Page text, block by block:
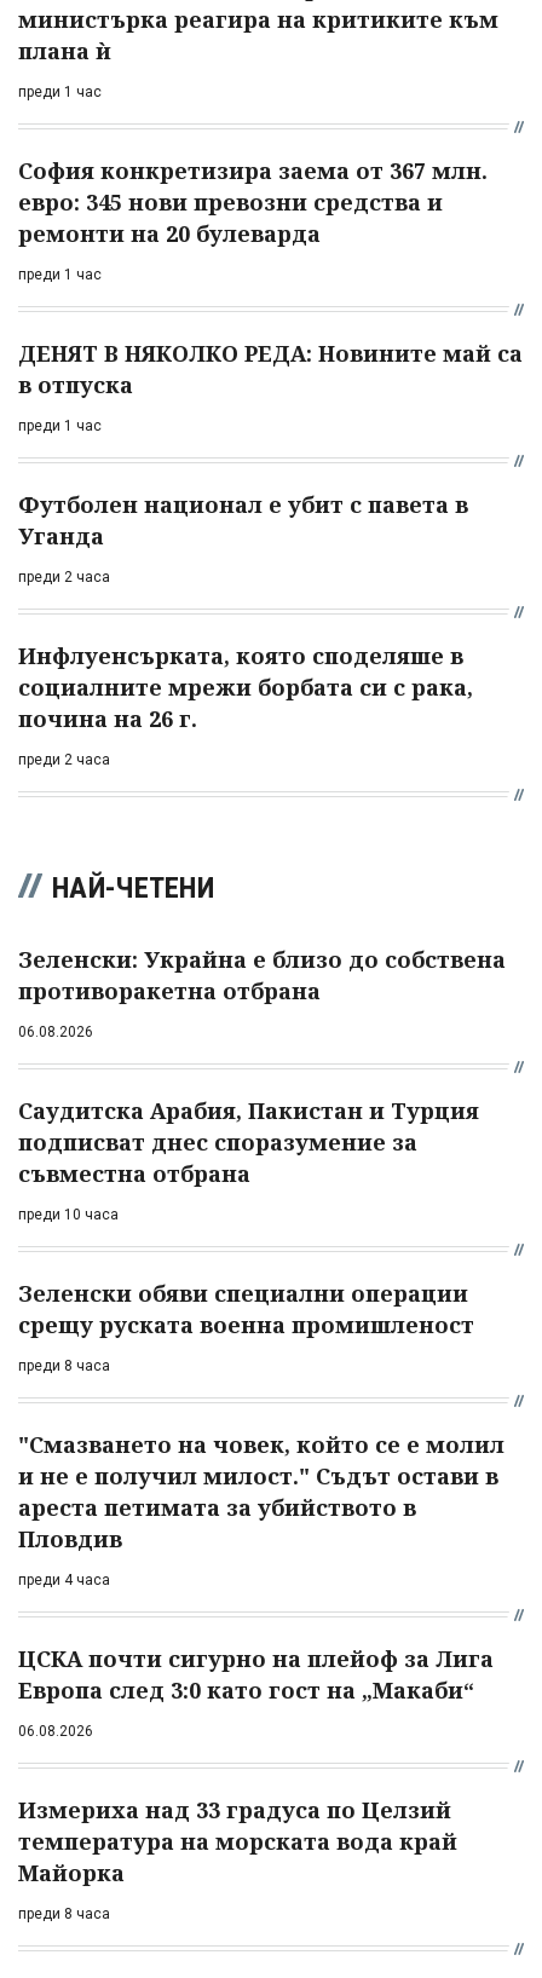
министърка реагира на критиките към
плана ѝ
преди 1 час
София конкретизира заема от 367 млн.
евро: 345 нови превозни средства и
ремонти на 20 булеварда
преди 1 час
ДЕНЯТ В НЯКОЛКО РЕДА: Новините май са
в отпуска
преди 1 час
Футболен национал е убит с павета в
Уганда
преди 2 часа
Инфлуенсърката, която споделяше в
социалните мрежи борбата си с рака,
почина на 26 г.
преди 2 часа
НАЙ-ЧЕТЕНИ
Зеленски: Украйна е близо до собствена
противоракетна отбрана
06.08.2026
Саудитска Арабия, Пакистан и Турция
подписват днес споразумение за
съвместна отбрана
преди 10 часа
Зеленски обяви специални операции
срещу руската военна промишленост
преди 8 часа
"Смазването на човек, който се е молил
и не е получил милост." Съдът остави в
ареста петимата за убийството в
Пловдив
преди 4 часа
ЦСКА почти сигурно на плейоф за Лига
Европа след 3:0 като гост на „Макаби“
06.08.2026
Измериха над 33 градуса по Целзий
температура на морската вода край
Майорка
преди 8 часа